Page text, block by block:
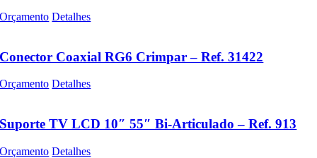
Orçamento Detalhes
Conector Coaxial RG6 Crimpar – Ref. 31422
Orçamento Detalhes
Suporte TV LCD 10″ 55″ Bi-Articulado – Ref. 913
Orçamento Detalhes